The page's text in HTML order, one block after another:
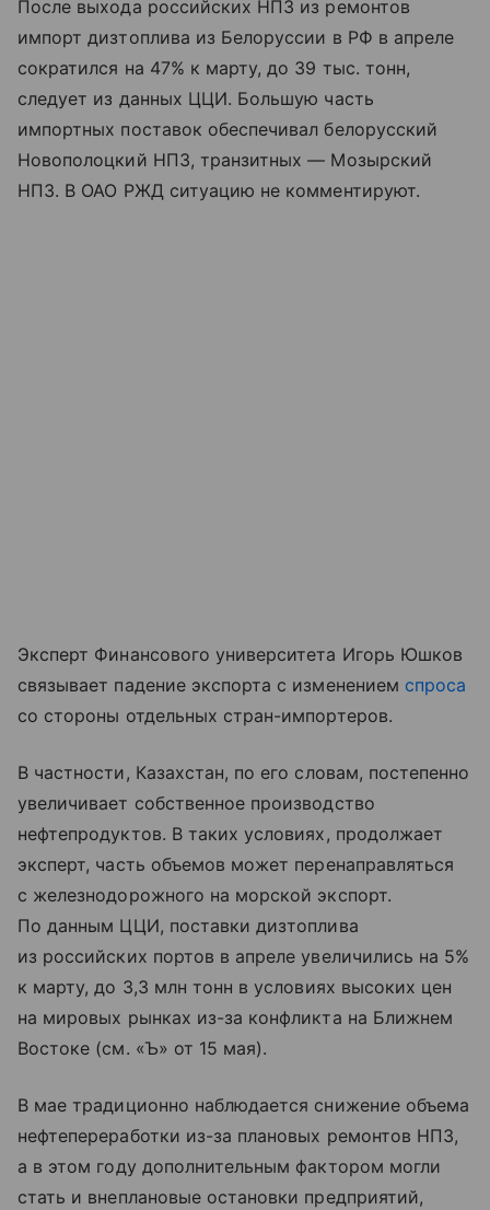
После выхода российских НПЗ из ремонтов
импорт дизтоплива из Белоруссии в РФ в апреле
сократился на 47% к марту, до 39 тыс. тонн,
следует из данных ЦЦИ. Большую часть
импортных поставок обеспечивал белорусский
Новополоцкий НПЗ, транзитных — Мозырский
НПЗ. В ОАО РЖД ситуацию не комментируют.
Эксперт Финансового университета Игорь Юшков
связывает падение экспорта с изменением спроса
со стороны отдельных стран-импортеров.
В частности, Казахстан, по его словам, постепенно
увеличивает собственное производство
нефтепродуктов. В таких условиях, продолжает
эксперт, часть объемов может перенаправляться
с железнодорожного на морской экспорт.
По данным ЦЦИ, поставки дизтоплива
из российских портов в апреле увеличились на 5%
к марту, до 3,3 млн тонн в условиях высоких цен
на мировых рынках из-за конфликта на Ближнем
Востоке (см. «Ъ» от 15 мая).
В мае традиционно наблюдается снижение объема
нефтепереработки из-за плановых ремонтов НПЗ,
а в этом году дополнительным фактором могли
стать и внеплановые остановки предприятий,